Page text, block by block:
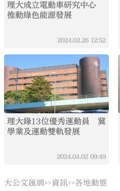
理大成立電動車研究中心
推動綠色能源發展
2024.02.26 12:52
理大錄13位優秀運動員 冀
學業及運動雙軌發展
2024.04.02 09:49
大公文匯網>>資訊>>各地動態